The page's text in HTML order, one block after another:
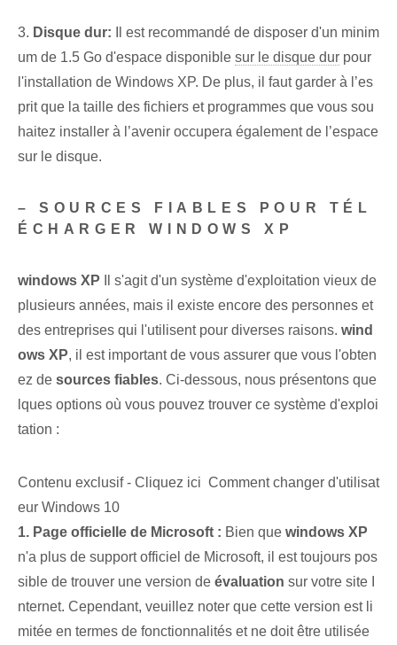
3. Disque dur: Il est recommandé de disposer d'un minim
um de 1.5 Go d'espace disponible sur le disque dur pour
l'installation de Windows XP. De plus, il faut garder à l’es
prit que la taille des fichiers et programmes que vous sou
haitez installer à l’avenir occupera également de l’espace
sur le disque.
– SOURCES FIABLES POUR TÉL
ÉCHARGER WINDOWS XP
windows XP Il s'agit d'un système d'exploitation vieux de
plusieurs années, mais il existe encore des personnes et
des entreprises qui l'utilisent pour diverses raisons. wind
ows XP, il est important de vous assurer que vous l'obten
ez de sources fiables. Ci-dessous, nous présentons que
lques options où vous pouvez trouver ce système d'exploi
tation :
Contenu exclusif - Cliquez ici Comment changer d'utilisat
eur Windows 10
1. Page officielle de Microsoft : Bien que windows XP
n'a plus de support officiel de Microsoft, il est toujours pos
sible de trouver une version de évaluation sur votre site I
nternet. Cependant, veuillez noter que cette version est li
mitée en termes de fonctionnalités et ne doit être utilisée